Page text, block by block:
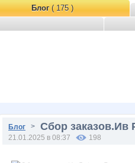
Блог( 175 )
Блог > Сбор заказов.Ив
21.01.2025 в 08:37 198